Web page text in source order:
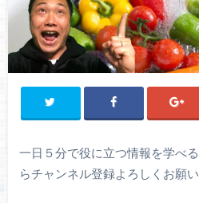
一日５分で役に立つ情報を学べ
らチャンネル登録よろしくお願い